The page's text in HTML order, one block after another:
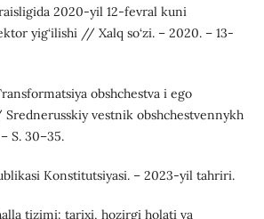
2020-yil 12-fevral kuni
yig‘ilishi // Xalq so‘zi. – 2020. – 13-
obshchestva i ego
vestnik obshchestvennykh
S. 30–35.
Konstitutsiyasi. – 2023-yil tahriri.
tizimi: tarixi, hozirgi holati va